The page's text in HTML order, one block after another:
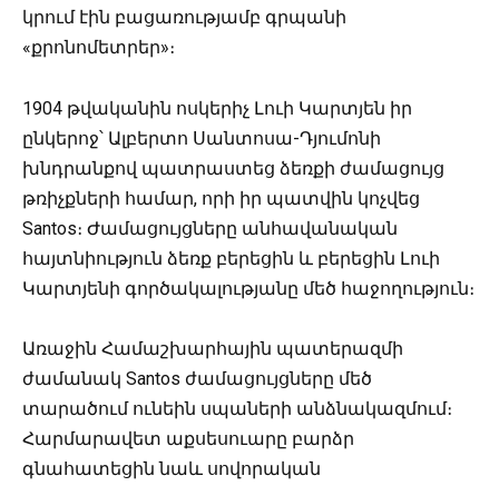
կրում էին բացառությամբ գրպանի
«քրոնոմետրեր»։
1904 թվականին ոսկերիչ Լուի Կարտյեն իր
ընկերոջ՝ Ալբերտո Սանտոսա-Դյումոնի
խնդրանքով պատրաստեց ձեռքի ժամացույց
թռիչքների համար, որի իր պատվին կոչվեց
Santos։ Ժամացույցները անհավանական
հայտնիություն ձեռք բերեցին և բերեցին Լուի
Կարտյենի գործակալությանը մեծ հաջողություն։
Առաջին Համաշխարհային պատերազմի
ժամանակ Santos ժամացույցները մեծ
տարածում ունեին սպաների անձնակազմում։
Հարմարավետ աքսեսուարը բարձր
գնահատեցին նաև սովորական